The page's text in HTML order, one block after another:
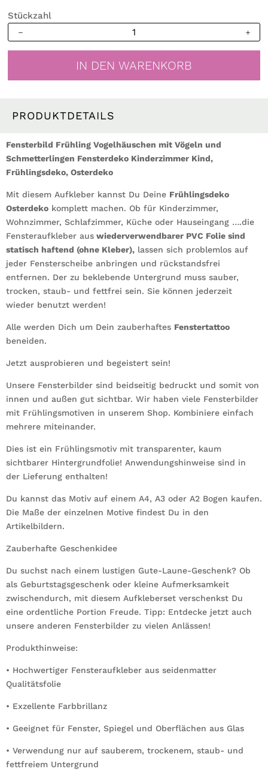
Stückzahl
Frühling
Schmetterlingen
Kinderzimmer
Kind,
Frühlingsdeko,
Menge
IN DEN WARENKORB
PRODUKTDETAILS
Fensterbild Frühling Vogelhäuschen mit Vögeln und
Schmetterlingen Fensterdeko Kinderzimmer Kind,
Frühlingsdeko, Osterdeko
Mit diesem Aufkleber kannst Du Deine Frühlingsdeko
Osterdeko komplett machen. Ob für Kinderzimmer,
Wohnzimmer, Schlafzimmer, Küche oder Hauseingang ….die
Fensteraufkleber aus wiederverwendbarer PVC Folie sind
statisch haftend (ohne Kleber), lassen sich problemlos auf
jeder Fensterscheibe anbringen und rückstandsfrei
entfernen. Der zu beklebende Untergrund muss sauber,
trocken, staub- und fettfrei sein. Sie können jederzeit
wieder benutzt werden!
Alle werden Dich um Dein zauberhaftes Fenstertattoo
beneiden.
Jetzt ausprobieren und begeistert sein!
Unsere Fensterbilder sind beidseitig bedruckt und somit von
innen und außen gut sichtbar. Wir haben viele Fensterbilder
mit Frühlingsmotiven in unserem Shop. Kombiniere einfach
mehrere miteinander.
Dies ist ein Frühlingsmotiv mit transparenter, kaum
sichtbarer Hintergrundfolie! Anwendungshinweise sind in
der Lieferung enthalten!
Du kannst das Motiv auf einem A4, A3 oder A2 Bogen kaufen.
Die Maße der einzelnen Motive findest Du in den
Artikelbildern.
Zauberhafte Geschenkidee
Du suchst nach einem lustigen Gute-Laune-Geschenk? Ob
als Geburtstagsgeschenk oder kleine Aufmerksamkeit
zwischendurch, mit diesem Aufkleberset verschenkst Du
eine ordentliche Portion Freude. Tipp: Entdecke jetzt auch
unsere anderen Fensterbilder zu vielen Anlässen!
Produkthinweise:
• Hochwertiger Fensteraufkleber aus seidenmatter
Qualitätsfolie
• Exzellente Farbbrillanz
• Geeignet für Fenster, Spiegel und Oberflächen aus Glas
• Verwendung nur auf sauberem, trockenem, staub- und
fettfreiem Untergrund